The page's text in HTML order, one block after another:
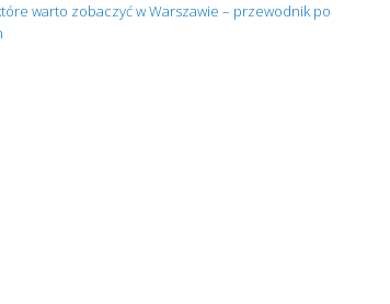
warto zobaczyć w Warszawie – przewodnik po